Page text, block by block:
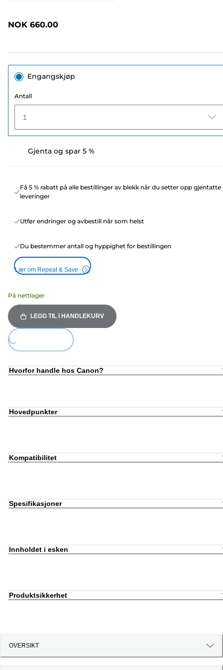
NOK 660.00
Engangskjøp
Antall
1
Gjenta og spar 5 %
Få 5 % rabatt på alle bestillinger av blekk når du setter opp gjentatte
leveringer
Utfør endringer og avbestill når som helst
Du bestemmer antall og hyppighet for bestillingen
Lær om Repeat & Save
På nettlager
LEGG TIL I HANDLEKURV
Hvorfor handle hos Canon?
Hovedpunkter
Kompatibilitet
Spesifikasjoner
Innholdet i esken
Produktsikkerhet
OVERSIKT